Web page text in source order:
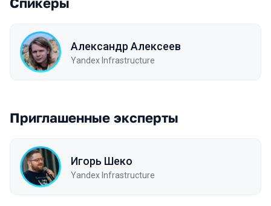
Александр Алексеев
Yandex Infrastructure
Приглашенные эксперты
Игорь Шеко
Yandex Infrastructure